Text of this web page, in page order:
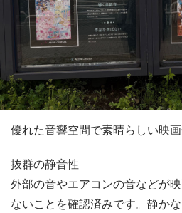
優れた音響空間で素晴らしい映画
抜群の静音性
外部の音やエアコンの音などが
ないことを確認済みです。静か